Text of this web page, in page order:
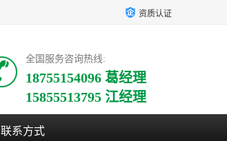
资质认证
全国服务咨询热线:
18755154096 葛经理
15855513795 江经理
联系方式